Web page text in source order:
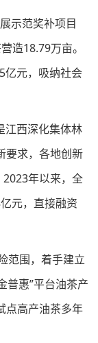
示范奖补项目
造18.79万亩。
亿元，吸纳社会
江西深化集体林
要求，各地创新
2023年以来，全
元，直接融资
范围，着手建立
普惠”平台油茶产
点高产油茶多年